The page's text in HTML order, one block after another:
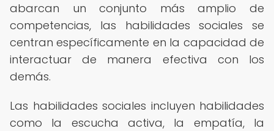
abarcan un conjunto más amplio de
competencias, las habilidades sociales se
centran específicamente en la capacidad de
interactuar de manera efectiva con los
demás.
Las habilidades sociales incluyen habilidades
como la escucha activa, la empatía, la